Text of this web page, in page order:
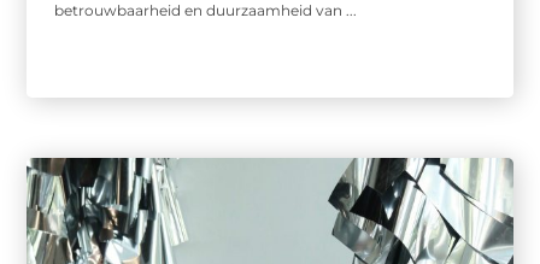
betrouwbaarheid en duurzaamheid van ...